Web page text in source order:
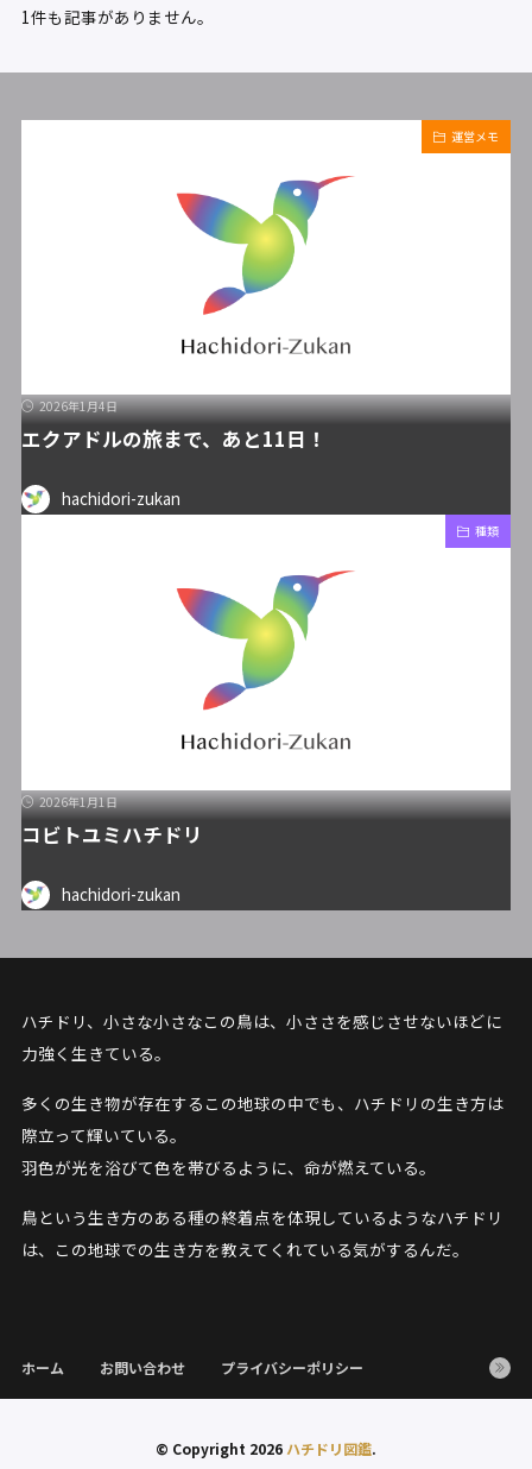
1件も記事がありません。
運営メモ
2026年1月4日
エクアドルの旅まで、あと11日！
hachidori-zukan
種類
2026年1月1日
コビトユミハチドリ
hachidori-zukan
ハチドリ、小さな小さなこの鳥は、小ささを感じさせないほどに
力強く生きている。
多くの生き物が存在するこの地球の中でも、ハチドリの生き方は
際立って輝いている。
羽色が光を浴びて色を帯びるように、命が燃えている。
鳥という生き方のある種の終着点を体現しているようなハチドリ
は、この地球での生き方を教えてくれている気がするんだ。
ホーム お問い合わせ プライバシーポリシー
© Copyright 2026 ハチドリ図鑑.